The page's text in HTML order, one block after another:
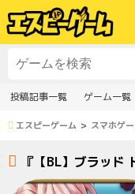
投稿記事一覧 ゲーム一覧
エスピーゲーム スマホゲ
『【BL】ブラッド